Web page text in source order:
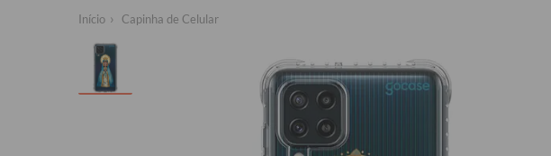
Início Capinha de Celular